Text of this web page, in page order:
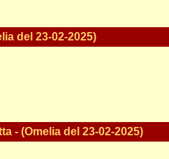
del 23-02-2025)
- (Omelia del 23-02-2025)